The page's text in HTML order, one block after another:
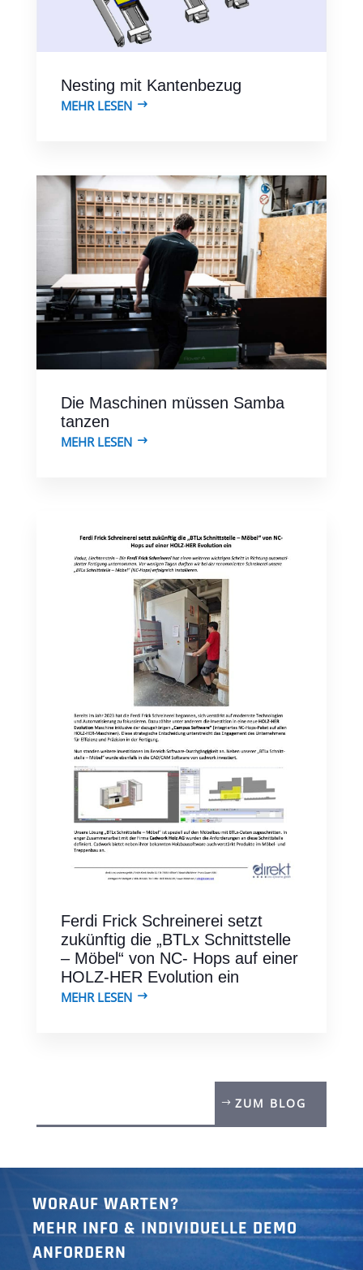
Nesting mit Kantenbezug
MEHR LESEN
Die Maschinen müssen Samba
tanzen
MEHR LESEN
Ferdi Frick Schreinerei setzt
zukünftig die „BTLx Schnittstelle
– Möbel“ von NC- Hops auf einer
HOLZ-HER Evolution ein
MEHR LESEN
ZUM BLOG
WORAUF WARTEN?
MEHR INFO & INDIVIDUELLE DEMO
ANFORDERN